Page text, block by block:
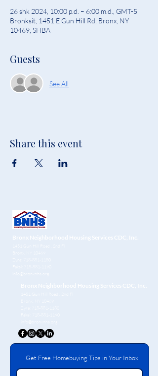
26 shk 2024, 10:00 p.d. – 6:00 m.d., GMT-5
Bronksit, 1451 E Gun Hill Rd, Bronx, NY
10469, SHBA
Guests
See All
Share this event
Bronx Neighborhood Housing Services CDC, Inc.
1451 Gun Hill Road
, 2nd Fl
Bronx, NY 10469
Zyra:
718-881-1180
Faksi:
718-881-1190
info@bronxnhs.org
Bronx Neighborhood Housing Services CDC, Inc.
1451 Gun Hill Road
, 2nd Fl
Bronx, NY 10469
Zyra:
718-881-1180
Faksi:
718-881-1190
info@bronxnhs.org
Get Free Homebuying Tips in Your Inbox